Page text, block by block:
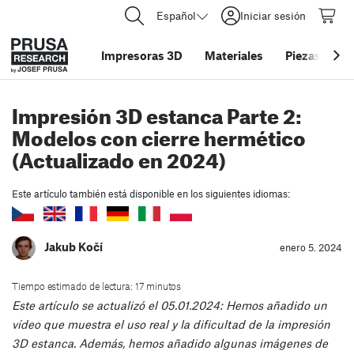
Español Iniciar sesión
Impresoras 3D Materiales Piezas y
Impresión 3D estanca Parte 2:
Modelos con cierre hermético
(Actualizado en 2024)
Este artículo también está disponible en los siguientes idiomas:
Jakub Kočí enero 5. 2024
Tiempo estimado de lectura: 17 minutos
Este artículo se actualizó el 05.01.2024: Hemos añadido un
vídeo que muestra el uso real y la dificultad de la impresión
3D estanca. Además, hemos añadido algunas imágenes de